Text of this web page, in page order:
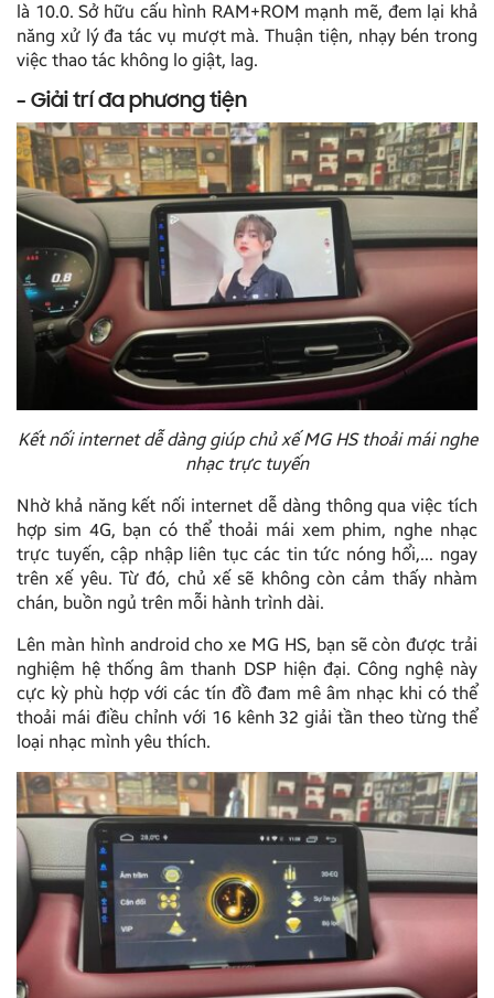
là 10.0. Sở hữu cấu hình RAM+ROM mạnh mẽ, đem lại khả
năng xử lý đa tác vụ mượt mà. Thuận tiện, nhạy bén trong
việc thao tác không lo giật, lag.
– Giải trí đa phương tiện
Kết nối internet dễ dàng giúp chủ xế MG HS thoải mái nghe
nhạc trực tuyến
Nhờ khả năng kết nối internet dễ dàng thông qua việc tích
hợp sim 4G, bạn có thể thoải mái xem phim, nghe nhạc
trực tuyến, cập nhập liên tục các tin tức nóng hổi,… ngay
trên xế yêu. Từ đó, chủ xế sẽ không còn cảm thấy nhàm
chán, buồn ngủ trên mỗi hành trình dài.
Lên màn hình android cho xe MG HS, bạn sẽ còn được trải
nghiệm hệ thống âm thanh DSP hiện đại. Công nghệ này
cực kỳ phù hợp với các tín đồ đam mê âm nhạc khi có thể
thoải mái điều chỉnh với 16 kênh 32 giải tần theo từng thể
loại nhạc mình yêu thích.